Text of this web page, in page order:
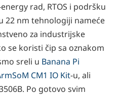
rad, RTOS i podršku
22 nm tehnologiji nameće
za industrijske
se koristi čip sa oznakom
sreli u Banana Pi
CM1 IO Kit-u, ali
Po gotovo svim